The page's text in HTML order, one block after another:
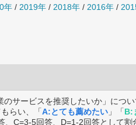
年 / 2019年 / 2018年 / 2016年 /
サービスを推奨したいか」につい
らい、「A:とても薦めたい 」「B:
C=3-5回答、D=1-2回答として割